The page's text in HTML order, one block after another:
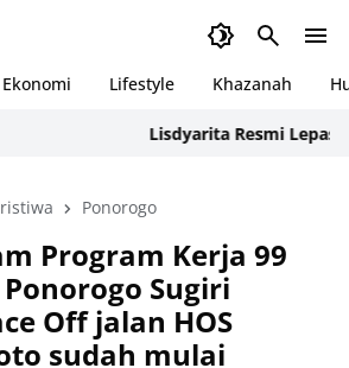
Ekonomi Lifestyle Khazanah
Lisdyarita Resmi Lepas
Ponorogo
Program Kerja 99
Sugiri
Off jalan HOS
sudah mulai